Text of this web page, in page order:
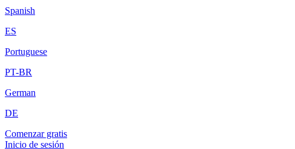
Spanish
ES
Portuguese
PT-BR
German
DE
Comenzar gratis
Inicio de sesión